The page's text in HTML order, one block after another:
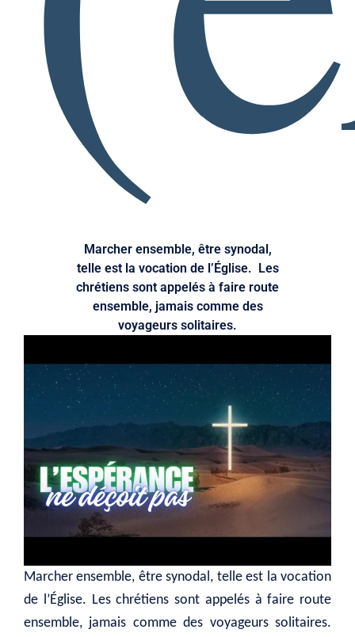
Marcher ensemble, être synodal,
telle est la vocation de l’Église. Les
chrétiens sont appelés à faire route
ensemble, jamais comme des
voyageurs solitaires.
Marcher ensemble, être synodal, telle est la vocation
de l’Église. Les chrétiens sont appelés à faire route
ensemble, jamais comme des voyageurs solitaires.